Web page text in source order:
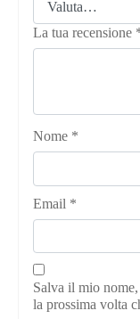
La tua recensione
Nome *
Email *
Salva il mio
la prossima volta